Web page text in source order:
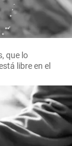
que lo
libre en el